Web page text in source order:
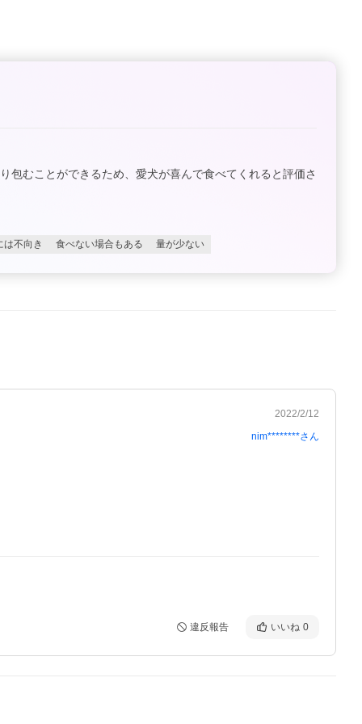
包むことができるため、愛犬が喜んで食べてくれると評価さ
は不向き 食べない場合もある 量が少ない
2022/2/12
nim********さん
違反報告 いいね 0